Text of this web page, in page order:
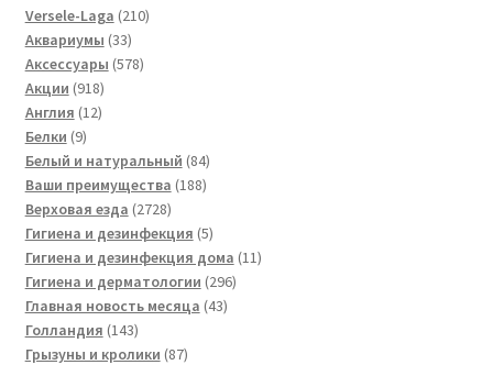
товара
Versele-Laga 210210
Аквариумы 3333
товара
Аксессуары 578578
Акции 918918
товаров
Англия 1212
Белки 99
товаров
Белый и натуральный 8484
товара
Ваши преимущества 188188
Верховая езда 27282728
товаров
Гигиена и дезинфекция 55
товаров
Гигиена и дезинфекция дома 1111
Гигиена и дерматологии 296296
Главная новость месяца 4343
Голландия 143143
товара
Грызуны и кролики 8787